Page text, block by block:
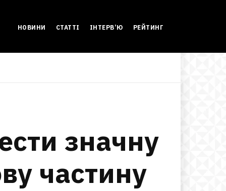
НОВИНИ СТАТТІ ІНТЕРВ’Ю РЕЙТИНГ
значну
частину